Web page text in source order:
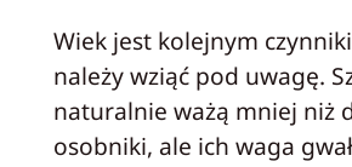
Wiek jest kolejnym
należy wziąć pod uwagę.
naturalnie ważą mniej niż
osobniki, ale ich waga